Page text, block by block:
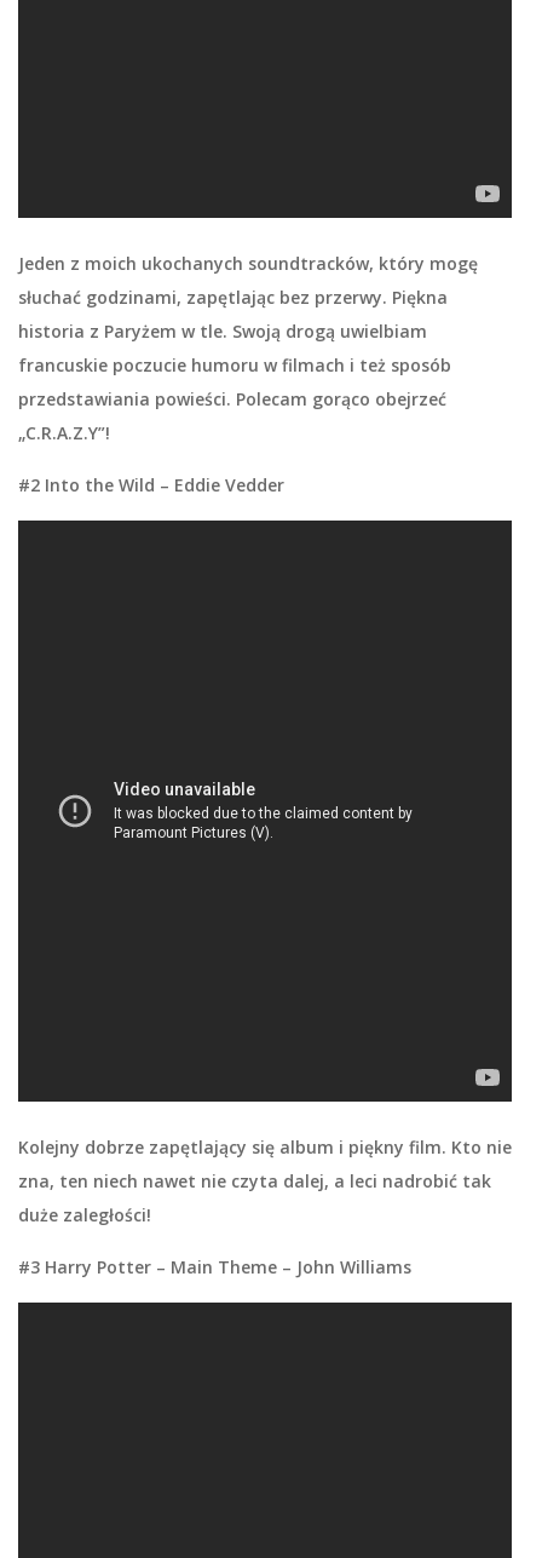
Jeden z moich ukochanych soundtracków, który mogę
słuchać godzinami, zapętlając bez przerwy. Piękna
historia z Paryżem w tle. Swoją drogą uwielbiam
francuskie poczucie humoru w filmach i też sposób
przedstawiania powieści. Polecam gorąco obejrzeć
„C.R.A.Z.Y”!
#2 Into the Wild – Eddie Vedder
Kolejny dobrze zapętlający się album i piękny film. Kto nie
zna, ten niech nawet nie czyta dalej, a leci nadrobić tak
duże zaległości!
#3 Harry Potter – Main Theme – John Williams